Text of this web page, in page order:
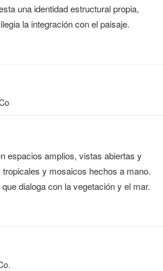
una identidad estructural propia,
la integración con el paisaje.
espacios amplios, vistas abiertas y
y mosaicos hechos a mano.
dialoga con la vegetación y el mar.